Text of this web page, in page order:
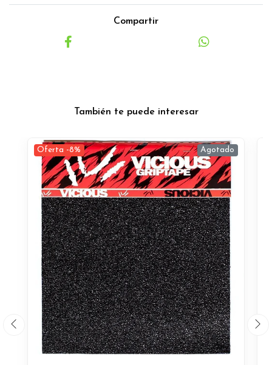
Compartir
También te puede interesar
Oferta -8% Agotado